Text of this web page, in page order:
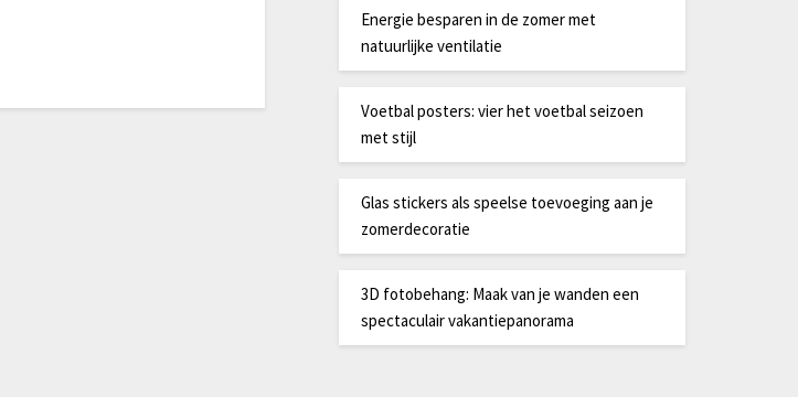
Energie besparen in de zomer met
natuurlijke ventilatie
Voetbal posters: vier het voetbal seizoen
met stijl
Glas stickers als speelse toevoeging aan je
zomerdecoratie
3D fotobehang: Maak van je wanden een
spectaculair vakantiepanorama